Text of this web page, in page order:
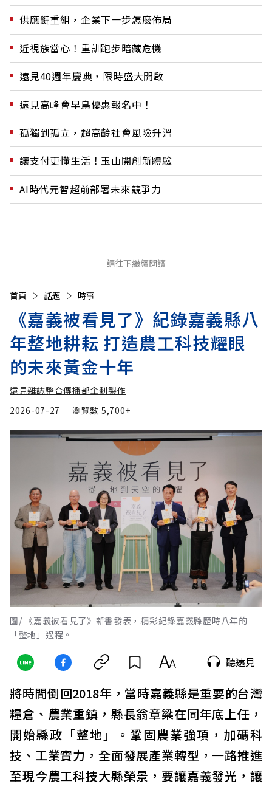
供應鏈重組，企業下一步怎麼佈局
近視族當心！重訓跑步暗藏危機
遠見40週年慶典，限時盛大開啟
遠見高峰會早鳥優惠報名中！
孤獨到孤立，超高齡社會風險升溫
讓支付更懂生活！玉山開創新體驗
AI時代元智超前部署未來競爭力
請往下繼續閱讀
首頁 話題 時事
《嘉義被看見了》紀錄嘉義縣八
年整地耕耘 打造農工科技耀眼
的未來黃金十年
遠見雜誌整合傳播部企劃製作
2026-07-27
瀏覽數 5,700+
圖/ 《嘉義被看見了》新書發表，精彩紀錄嘉義縣歷時八年的
「整地」過程。
聽遠見
將時間倒回2018年，當時嘉義縣是重要的台灣
糧倉、農業重鎮，縣長翁章梁在同年底上任，
開始縣政「整地」。鞏固農業強項，加碼科
技、工業實力，全面發展產業轉型，一路推進
至現今農工科技大縣榮景，要讓嘉義發光，讓